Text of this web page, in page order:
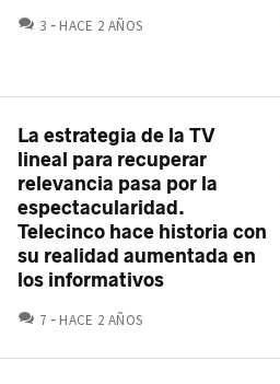
3 COMENTARIOS
HACE 2 AÑOS
La estrategia de la TV
lineal para recuperar
relevancia pasa por la
espectacularidad.
Telecinco hace historia con
su realidad aumentada en
los informativos
7 COMENTARIOS
HACE 2 AÑOS